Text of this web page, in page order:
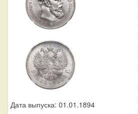
Дата выпуска: 01.01.1894